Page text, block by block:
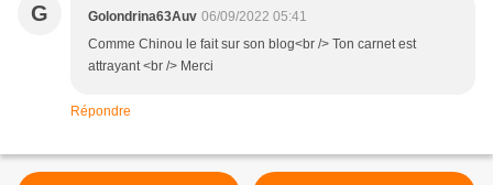
G Golondrina63Auv 06/09/2022 05:41
Comme Chinou le fait sur son blog<br /> Ton carnet est
attrayant <br /> Merci
Répondre